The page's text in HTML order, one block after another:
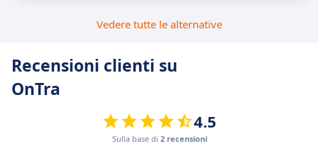
Vedere tutte le alternative
Recensioni clienti su
OnTra
4.5
Sulla base di 2 recensioni